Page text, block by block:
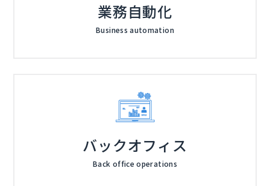
業務自動化
Business automation
バックオフィス
Back office operations